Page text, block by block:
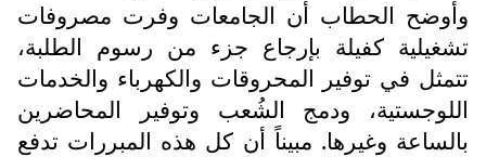
وأوضح الحطاب أن الجامعات وفرت مصروفات
تشغيلية كفيلة بإرجاع جزء من رسوم الطلبة،
تتمثل في توفير المحروقات والكهرباء والخدمات
اللوجستية، ودمج الشُعب وتوفير المحاضرين
بالساعة وغيرها. مبيناً أن كل هذه المبررات تدفع